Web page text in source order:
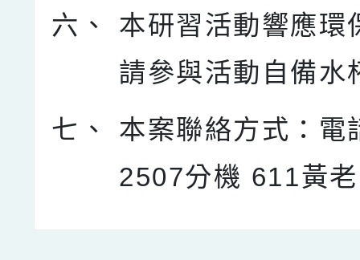
六、
本研習活動響應環
請參與活動自備水
七、
本案聯絡方式：電
2507分機 611黃